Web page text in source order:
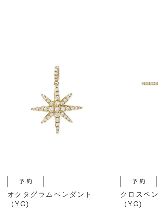
オクタグラムペンダント
（YG)
クロスペ
（YG)